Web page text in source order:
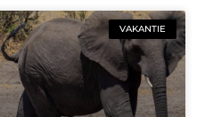
VAKANTIE